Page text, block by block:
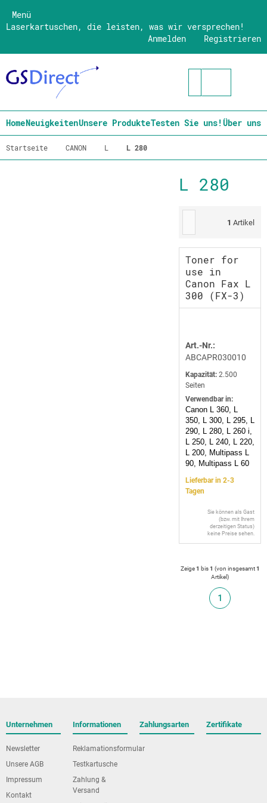
Menü
Laserkartuschen, die leisten, was wir versprechen!
Registrieren
Anmelden
HomeNeuigkeitenUnsere ProdukteTesten Sie uns!Über uns
Startseite CANON L L 280
L 280
1 Artikel
Toner for
use in
Canon Fax L
300 (FX-3)
Art.-Nr.:
ABCAPR030010
Kapazität: 2.500
Seiten
Verwendbar in:
Canon L 360, L
350, L 300, L 295, L
290, L 280, L 260 i,
L 250, L 240, L 220,
L 200, Multipass L
90, Multipass L 60
Lieferbar in 2-3
Tagen
Sie können als Gast
(bzw. mit Ihrem
derzeitigen Status)
keine Preise sehen.
Zeige1 bis1 (von insgesamt1
Artikel)
1
Unternehmen
Newsletter
Unsere AGB
Impressum
Kontakt
Informationen
Reklamationsformular
Testkartusche
Zahlung &
Versand
Zahlungsarten Zertifikate